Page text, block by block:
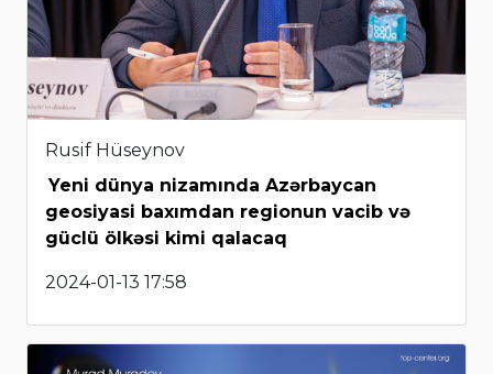
Rusif Hüseynov
Yeni dünya nizamında Azərbaycan
geosiyasi baxımdan regionun vacib və
güclü ölkəsi kimi qalacaq
2024-01-13 17:58